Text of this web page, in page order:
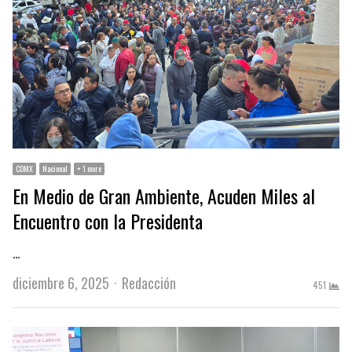
CDMX Nacional + 1 more
En Medio de Gran Ambiente, Acuden Miles al
Encuentro con la Presidenta
…
diciembre 6, 2025
Author
Redacción 451